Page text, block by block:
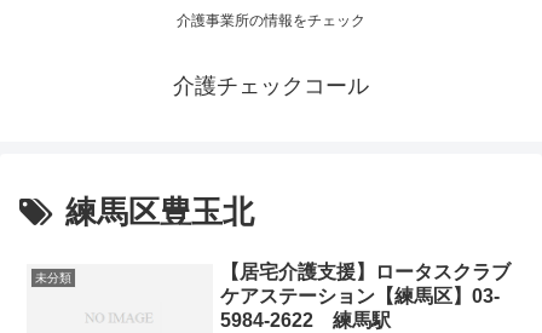
介護事業所の情報をチェック
介護チェックコール
練馬区豊玉北
未分類
【居宅介護支援】ロータスクラブ
ケアステーション【練馬区】03-
5984-2622 練馬駅